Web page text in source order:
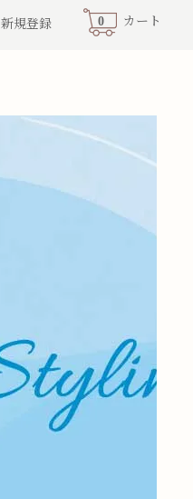
新規登録 0 カート